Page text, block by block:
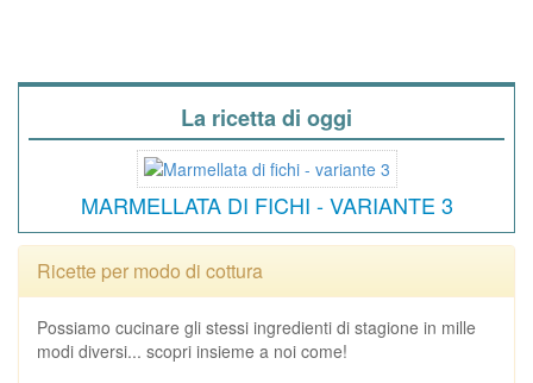
La ricetta di oggi
MARMELLATA DI FICHI - VARIANTE 3
Ricette per modo di cottura
Possiamo cucinare gli stessi ingredienti di stagione in mille
modi diversi... scopri insieme a noi come!